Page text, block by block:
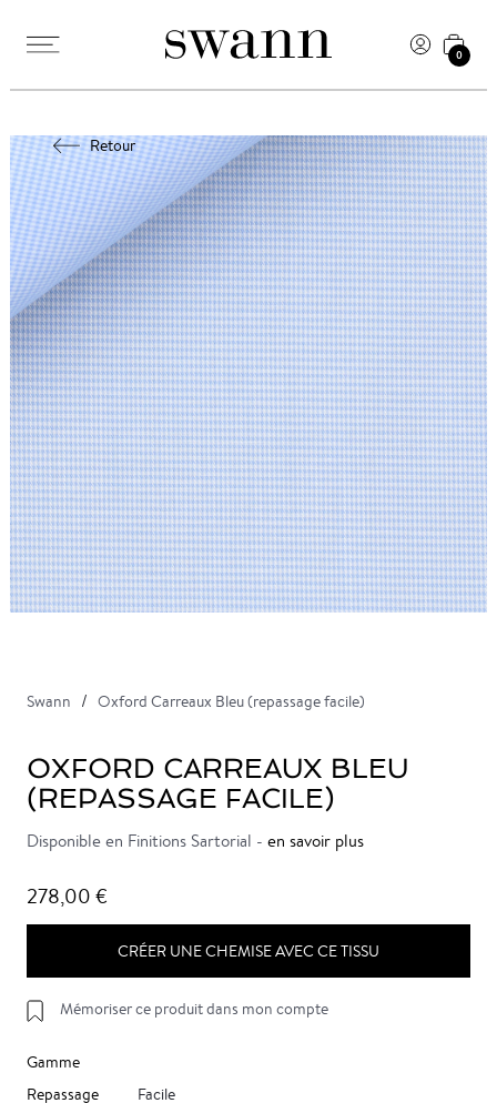
0
Retour
Swann Oxford Carreaux Bleu (repassage facile)
OXFORD CARREAUX BLEU
(REPASSAGE FACILE)
Disponible en Finitions Sartorial - en savoir plus
278,00 €
CRÉER UNE CHEMISE AVEC CE TISSU
Mémoriser ce produit dans mon compte
Gamme
Repassage
Facile